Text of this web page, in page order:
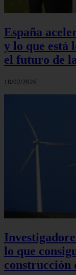
España
y lo que está
el futuro de
18/02/2026
lo que
construcción